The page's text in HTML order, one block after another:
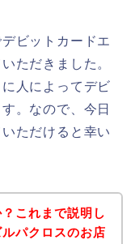
ビットカードエ
ただきました。
人によってデビ
。なので、今日
ただけると幸い
これまで説明し
パクロスのお店